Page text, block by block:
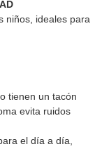
niños, ideales para
tienen un tacón
evita ruidos
el día a día,